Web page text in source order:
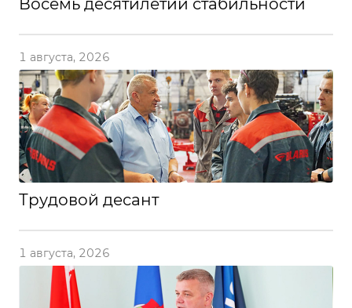
Восемь десятилетий стабильности
1 августа, 2026
Трудовой десант
1 августа, 2026